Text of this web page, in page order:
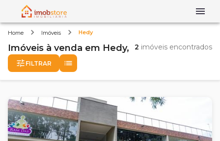
Home Imóveis Hedy
Imóveis à venda em Hedy, 2 imóveis encontrados
FILTRAR